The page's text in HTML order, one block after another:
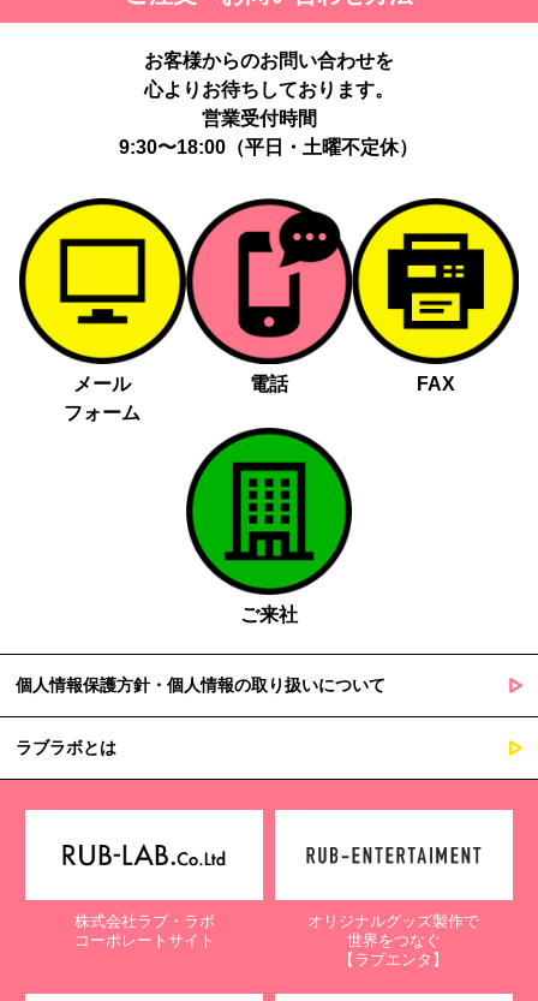
お客様からのお問い合わせを
心よりお待ちしております。
営業受付時間
9:30〜18:00（平日・土曜不定休）
メール
フォーム
電話 FAX
ご来社
個人情報保護方針・個人情報の取り扱いについて
ラブラボとは
株式会社ラブ・ラボ
コーポレートサイト
オリジナルグッズ製作で
世界をつなぐ
【ラブエンタ】